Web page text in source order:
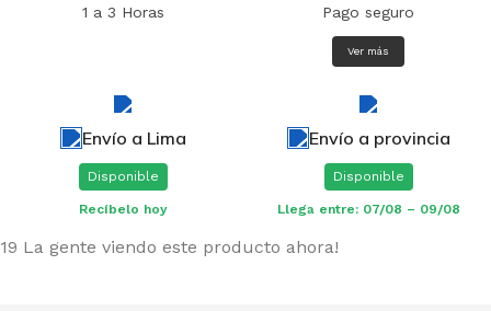
1 a 3 Horas Pago seguro
Ver más
Envío a Lima
Disponible
Recíbelo hoy
Envío a provincia
Disponible
Llega entre: 07/08 – 09/08
19 La gente viendo este producto ahora!